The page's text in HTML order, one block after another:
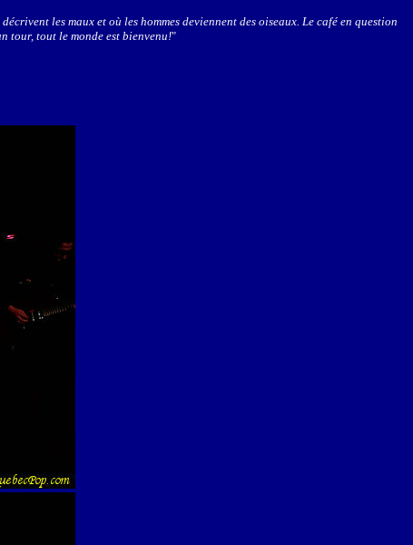
les maux et où les hommes deviennent des oiseaux. Le café en question
tour, tout le monde est bienvenu!"